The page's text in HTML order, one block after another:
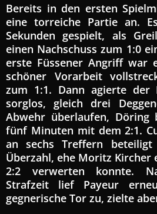
Bereits in den ersten
eine torreiche Partie an.
Sekunden gespielt, als
einen Nachschuss zum 1:0
erste Füssener Angriff war
schöner Vorarbeit
zum 1:1. Dann agierte der
sorglos, gleich drei
Abwehr überlaufen, Döring
fünf Minuten mit dem 2:1.
an sechs Treffern
Überzahl, ehe Moritz Kircher
2:2 verwerten konnte.
Strafzeit lief Payeur
gegnerische Tor zu, zielte